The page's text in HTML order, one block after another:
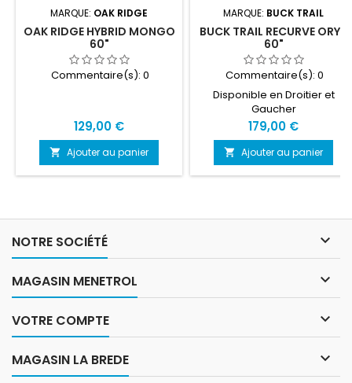
MARQUE: OAK RIDGE
OAK RIDGE HYBRID MONGO
60"
Commentaire(s): 0
Prix
129,00 €
 Ajouter au panier
MARQUE: BUCK TRAIL
BUCK TRAIL RECURVE ORYX
60"
Commentaire(s): 0
Disponible en Droitier et
Gaucher
Prix
179,00 €
 Ajouter au panier
NOTRE SOCIÉTÉ 
MAGASIN MENETROL 
VOTRE COMPTE 
MAGASIN LA BREDE 